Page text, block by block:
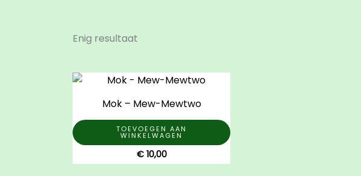
Enig resultaat
Mok – Mew-Mewtwo
TOEVOEGEN AAN
WINKELWAGEN
€10,00